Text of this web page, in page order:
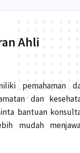
Ahli
pemahaman
dan
bantuan
mudah